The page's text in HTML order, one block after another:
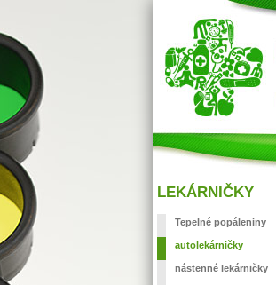
LEKÁRNIČKY
Tepelné popáleniny
autolekárničky
nástenné lekárničky